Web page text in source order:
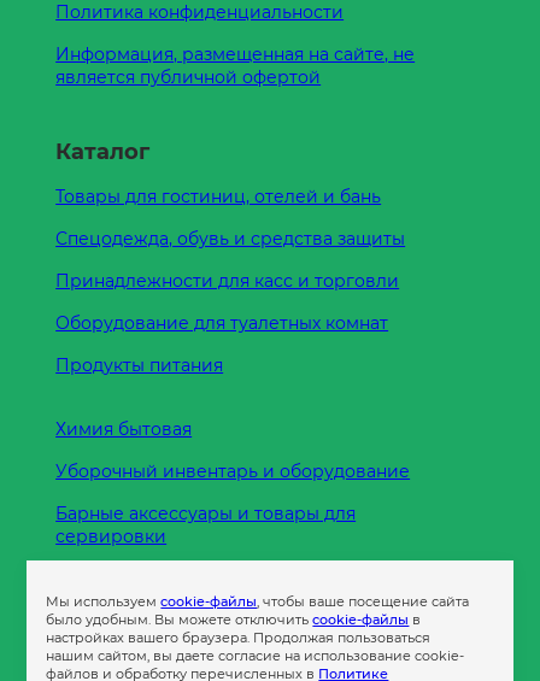
Политика конфиденциальности
Информация, размещенная на сайте, не
является публичной офертой
Каталог
Товары для гостиниц, отелей и бань
Спецодежда, обувь и средства защиты
Принадлежности для касс и торговли
Оборудование для туалетных комнат
Продукты питания
Химия бытовая
Уборочный инвентарь и оборудование
Барные аксессуары и товары для
сервировки
Пленка
Мы используемcookie-файлы, чтобы ваше посещение сайта
было удобным. Вы можете отключитьcookie-файлы в
настройках вашего браузера. Продолжая пользоваться
нашим сайтом, вы даете согласие на использование cookie-
файлов и обработку перечисленных в Политике